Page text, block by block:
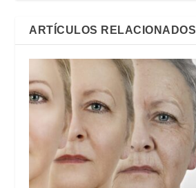
ARTÍCULOS RELACIONADOS